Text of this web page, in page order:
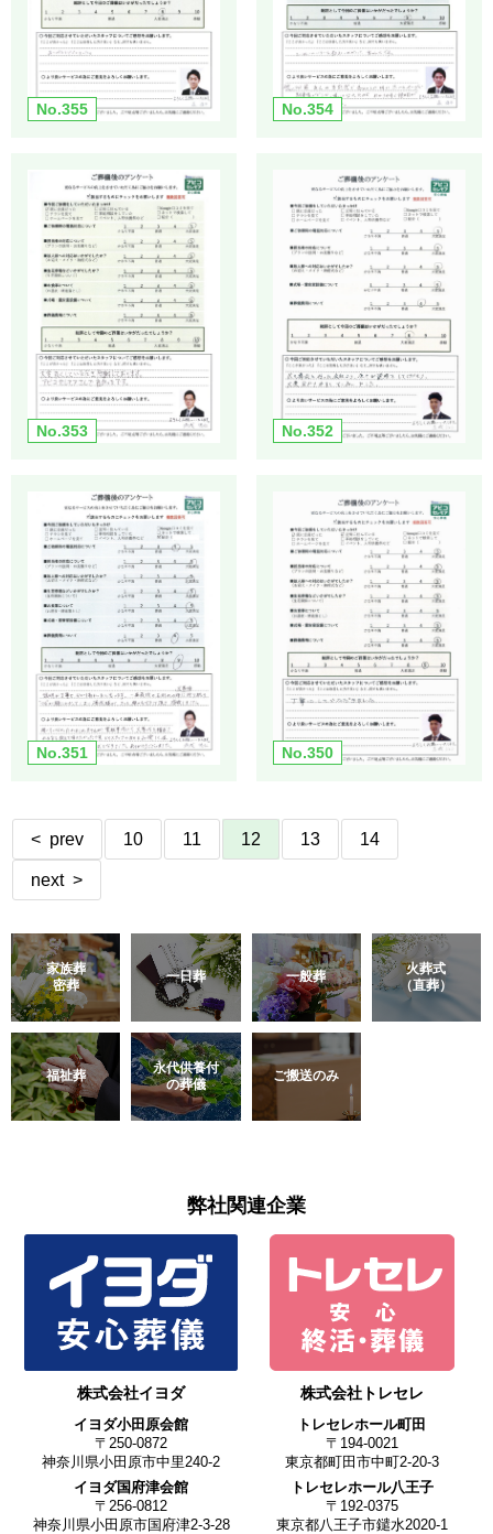
No.355 No.354
No.353 No.352
No.351 No.350
< prev 10 11 12 13 14
next >
家族葬
密葬
一日葬 一般葬
火葬式
（直葬）
福祉葬
永代供養付
の葬儀
ご搬送のみ
弊社関連企業
株式会社イヨダ
イヨダ小田原会館
〒250-0872
神奈川県小田原市中里240-2
イヨダ国府津会館
〒256-0812
神奈川県小田原市国府津2-3-28
株式会社トレセレ
トレセレホール町田
〒194-0021
東京都町田市中町2-20-3
トレセレホール八王子
〒192-0375
東京都八王子市鑓水2020-1